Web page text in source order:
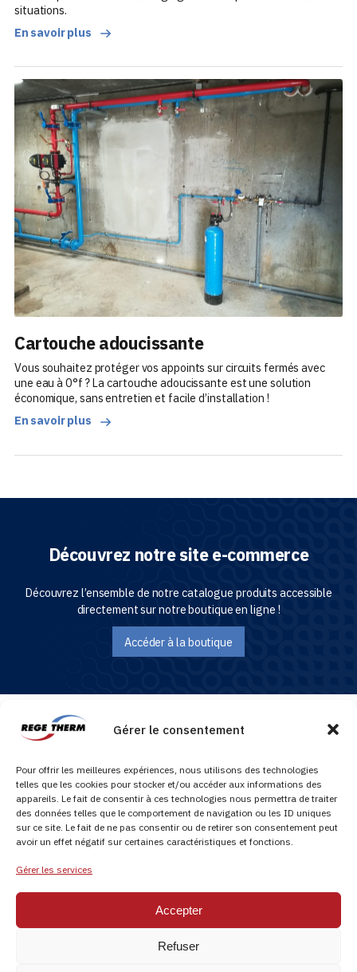
Gérer le consentement
Pour offrir les meilleures expériences, nous utilisons des technologies
telles que les cookies pour stocker et/ou accéder aux informations des
appareils. Le fait de consentir à ces technologies nous permettra de traiter
des données telles que le comportement de navigation ou les ID uniques
sur ce site. Le fait de ne pas consentir ou de retirer son consentement peut
avoir un effet négatif sur certaines caractéristiques et fonctions.
Gérer les services
Accepter
Refuser
situations.
En savoir plus
Cartouche adoucissante
Vous souhaitez protéger vos appoints sur circuits fermés avec
une eau à 0°f ? La cartouche adoucissante est une solution
économique, sans entretien et facile d’installation !
En savoir plus
Découvrez notre site e-commerce
Découvrez l’ensemble de notre catalogue produits accessible
directement sur notre boutique en ligne !
Accéder à la boutique
réparation des cuves hydrocarbures, application résine.
Nous contacter : 0800 710 520 (numéro vert)